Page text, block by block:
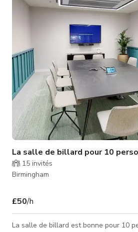
et fixes. La maison dispose d'un salon
meubles confortables et des
La salle de billard pour 10
15 invités
Birmingham
£50/h
La salle de billard est bonne pour 10